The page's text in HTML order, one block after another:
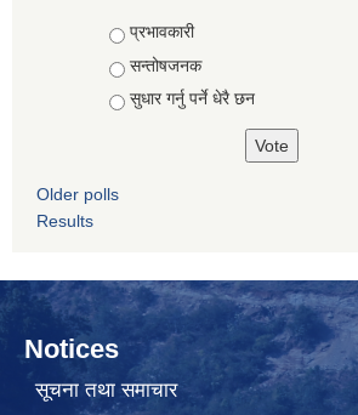
Choices
प्रभावकारी
सन्तोषजनक
सुधार गर्नु पर्ने धेरै छन
Older polls
Results
Notices
सूचना तथा समाचार